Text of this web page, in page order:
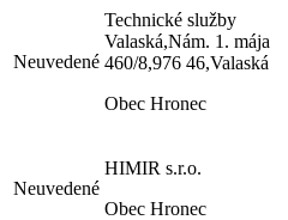
Neuvedené
Technické služby
Valaská,Nám. 1. mája
460/8,976 46,Valaská
Obec Hronec
Neuvedené
HIMIR s.r.o.
Obec Hronec